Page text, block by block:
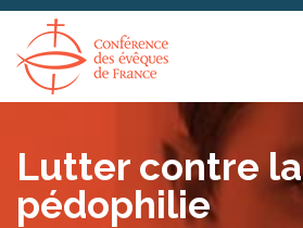
Lutter contre la
pédophilie
Panneau de gestion des cookies